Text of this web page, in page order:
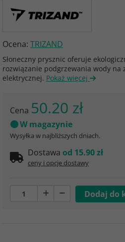
Ocena: TRIZAND
Słoneczny prysznic oferuje
rozwiązanie podgrzewania wody na
elektrycznej. Pokaż więcej
Cena 50.20 zł
W magazynie
Wysyłka w najbliższych dniach.
Dostawa od 15.90 zł
ceny i opcje dostawy